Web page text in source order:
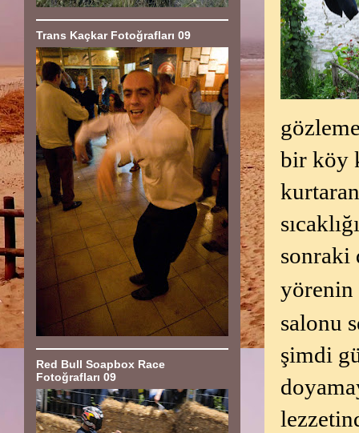
bir köy
sonraki
yörenin
salonu
şimdi
Trans Kaçkar Fotoğrafları 09
Red Bull Soapbox Race
Fotoğrafları 09